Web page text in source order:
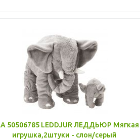
50506785 LEDDJUR ЛЕДДЬЮР Мягкая
игрушка,2штуки - слон/серый